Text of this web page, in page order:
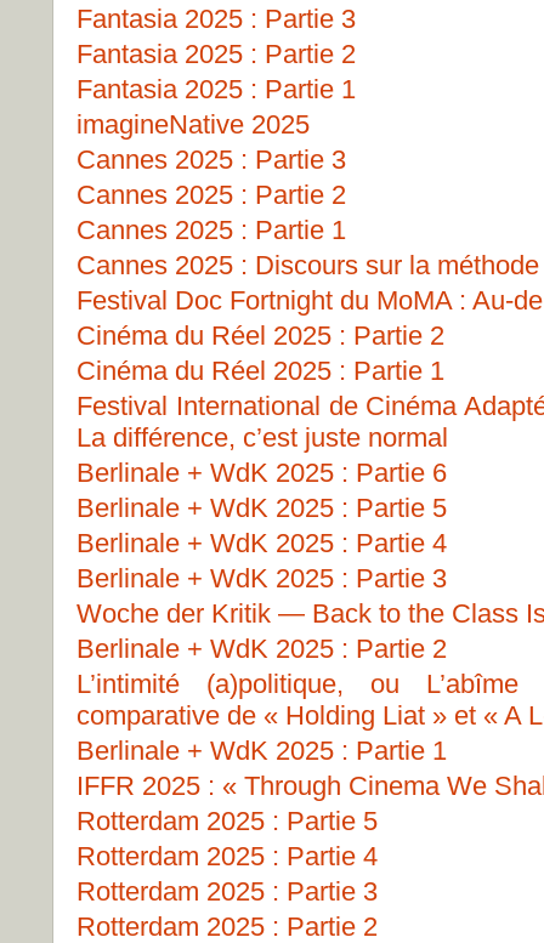
Fantasia 2025 : Partie 3
Fantasia 2025 : Partie 2
Fantasia 2025 : Partie 1
imagineNative 2025
Cannes 2025 : Partie 3
Cannes 2025 : Partie 2
Cannes 2025 : Partie 1
Cannes 2025 : Discours sur la méthode
Festival Doc Fortnight du MoMA : Au-
Cinéma du Réel 2025 : Partie 2
Cinéma du Réel 2025 : Partie 1
Festival International de Cinéma
La différence, c’est juste normal
Berlinale + WdK 2025 : Partie 6
Berlinale + WdK 2025 : Partie 5
Berlinale + WdK 2025 : Partie 4
Berlinale + WdK 2025 : Partie 3
Woche der Kritik — Back to the Class
Berlinale + WdK 2025 : Partie 2
L’intimité (a)politique, ou
comparative de « Holding Liat » et « A
Berlinale + WdK 2025 : Partie 1
IFFR 2025 : « Through Cinema We
Rotterdam 2025 : Partie 5
Rotterdam 2025 : Partie 4
Rotterdam 2025 : Partie 3
Rotterdam 2025 : Partie 2